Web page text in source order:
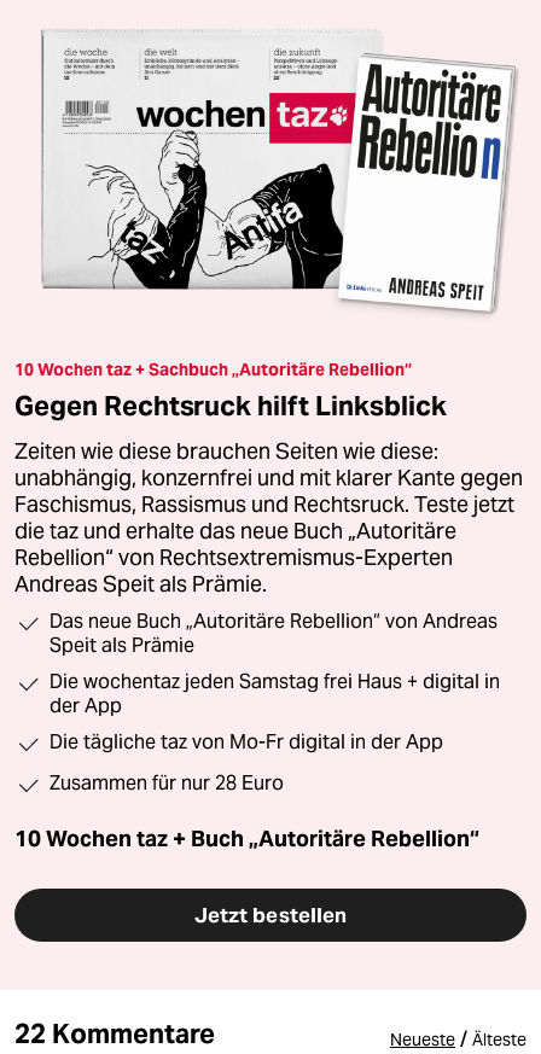
10 Wochen taz + Sachbuch „Autoritäre Rebellion“
Gegen Rechtsruck hilft Linksblick
Zeiten wie diese brauchen Seiten wie diese:
unabhängig, konzernfrei und mit klarer Kante gegen
Faschismus, Rassismus und Rechtsruck. Teste jetzt
die taz und erhalte das neue Buch „Autoritäre
Rebellion“ von Rechtsextremismus-Experten
Andreas Speit als Prämie.
Das neue Buch „Autoritäre Rebellion“ von Andreas
Speit als Prämie
Die wochentaz jeden Samstag frei Haus + digital in
der App
Die tägliche taz von Mo-Fr digital in der App
Zusammen für nur 28 Euro
10 Wochen taz + Buch „Autoritäre Rebellion“
Jetzt bestellen
22 Kommentare Neueste / Älteste